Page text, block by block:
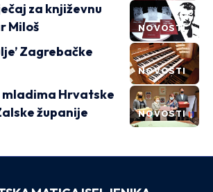
NOVOSTI
za književnu
Miloš
NOVOSTI
Zagrebačke
NOVOSTI
mladima Hrvatske
županije